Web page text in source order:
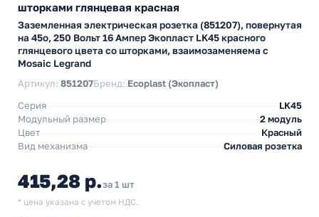
шторками глянцевая красная
Заземленная электрическая розетка (851207), повернутая
на 45о, 250 Вольт 16 Ампер Экопласт LK45 красного
глянцевого цвета со шторками, взаимозаменяема с
Mosaic Legrand
Артикул: 851207Бренд: Ecoplast (Экопласт)
Серия
LK45
Модульный размер
2 модуль
Цвет
Красный
Вид механизма
Силовая розетка
415,28 р.за 1 шт
* цена указана с учетом НДС.